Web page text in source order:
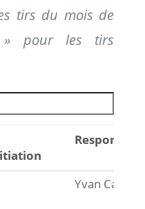
tirs du mois de
pour les tirs
Yvan Carron